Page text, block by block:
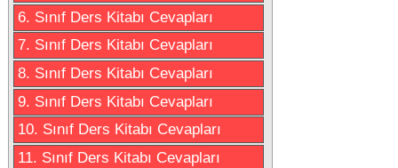
6. Sınıf Ders Kitabı Cevapları
7. Sınıf Ders Kitabı Cevapları
8. Sınıf Ders Kitabı Cevapları
9. Sınıf Ders Kitabı Cevapları
10. Sınıf Ders Kitabı Cevapları
11. Sınıf Ders Kitabı Cevapları